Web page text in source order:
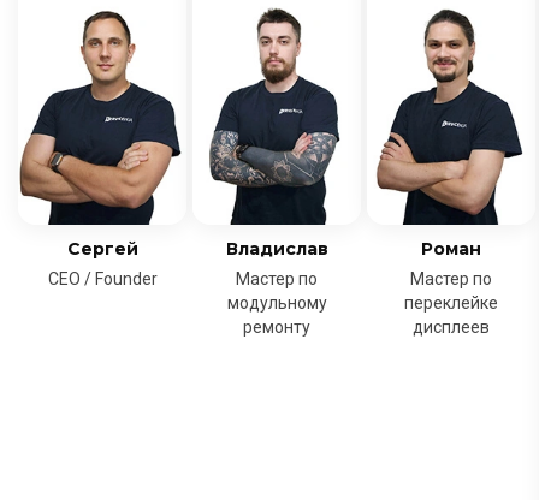
Сергей
CEO / Founder
Владислав
Мастер по
модульному
ремонту
Роман
Мастер по
переклейке
дисплеев